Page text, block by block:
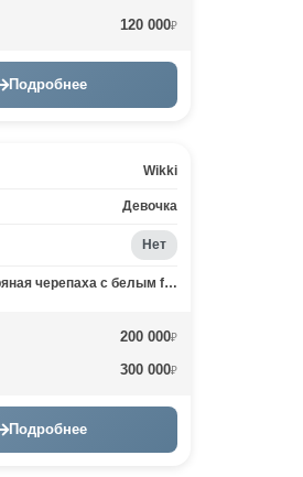
120 000₽
Подробнее
Wikki
Девочка
Нет
Серебряная черепаха с белым fs 09
200 000₽
300 000₽
Подробнее